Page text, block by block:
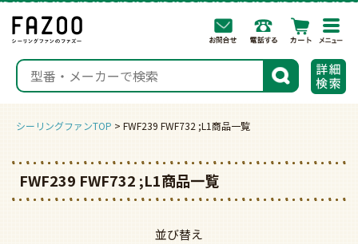
検索
シーリングファンTOP FWF239 FWF732 ;L1商品一覧
FWF239 FWF732 ;L1商品一覧
並び替え